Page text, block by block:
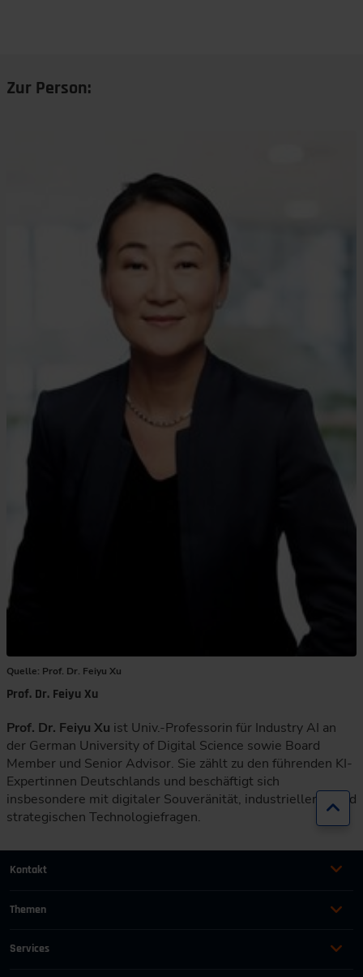
Zur Person:
Quelle: Prof. Dr. Feiyu Xu
Prof. Dr. Feiyu Xu
Prof. Dr. Feiyu Xu ist Univ.-Professorin für Industry AI an
der German University of Digital Science sowie Board
Member und Senior Advisor. Sie zählt zu den führenden KI-
Expertinnen Deutschlands und beschäftigt sich
insbesondere mit digitaler Souveränität, industrieller KI und
strategischen Technologiefragen.
Kontakt
+49 (0)2116214-201
+49 (0)2116214-154
Themen
Services